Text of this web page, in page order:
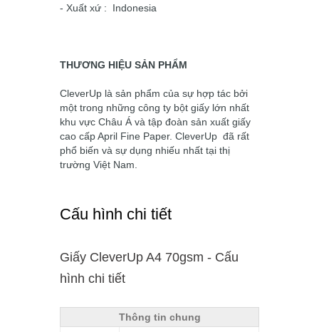
- Xuất xứ : Indonesia
THƯƠNG HIỆU SẢN PHẨM
CleverUp là sản phẩm của sự hợp tác bởi
một trong những công ty bột giấy lớn nhất
khu vực Châu Á và tập đoàn sản xuất giấy
cao cấp April Fine Paper. CleverUp đã rất
phổ biến và sự dụng nhiếu nhất tại thị
trường Việt Nam.
Cấu hình chi tiết
Giấy CleverUp A4 70gsm - Cấu
hình chi tiết
Thông tin chung